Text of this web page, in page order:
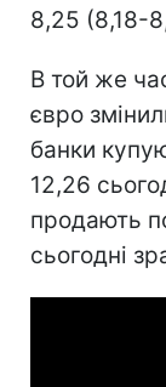
8,25 (8,18-
В той же
євро
банки
12,26
продають
cьогодні